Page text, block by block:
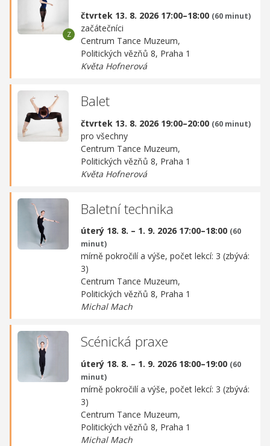
čtvrtek 13. 8. 2026 17:00–18:00 (60 minut)
začátečníci
Centrum Tance Muzeum,
Politických vězňů 8, Praha 1
Květa Hofnerová
Balet
čtvrtek 13. 8. 2026 19:00–20:00 (60 minut)
pro všechny
Centrum Tance Muzeum,
Politických vězňů 8, Praha 1
Květa Hofnerová
Baletní technika
úterý 18. 8. – 1. 9. 2026 17:00–18:00 (60
minut)
mírně pokročilí a výše, počet lekcí: 3 (zbývá:
3)
Centrum Tance Muzeum,
Politických vězňů 8, Praha 1
Michal Mach
Scénická praxe
úterý 18. 8. – 1. 9. 2026 18:00–19:00 (60
minut)
mírně pokročilí a výše, počet lekcí: 3 (zbývá:
3)
Centrum Tance Muzeum,
Politických vězňů 8, Praha 1
Michal Mach